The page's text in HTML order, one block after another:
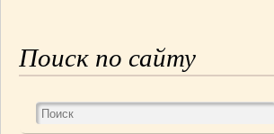
Пироги(139)
Пирожные(13)
Торты(54)
Поиск по сайту